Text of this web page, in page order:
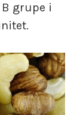
grupe i